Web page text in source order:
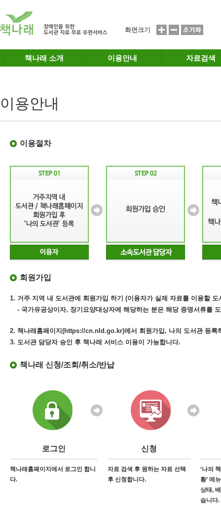
화면크기
책나래 소개 이용안내 자료검색
이용안내
이용절차
회원가입
1. 거주 지역 내 도서관에 회원가입 하기 (이용자가 실제 자료를 이용할 도
- 국가유공상이자, 장기요양대상자에 해당하는 분은 해당 증명서류를
2. 책나래홈페이지(https://cn.nld.go.kr)에서 회원가입, 나의 도서관 등록
3. 도서관 담당자 승인 후 책나래 서비스 이용이 가능합니다.
책나래 신청/조회/취소/반납
로그인
책나래홈페이지에서 로그인 합니
다.
신청
자료 검색 후 원하는 자료 선택
후 신청합니다.
‘나의
황’ 메
상태,
습니다.